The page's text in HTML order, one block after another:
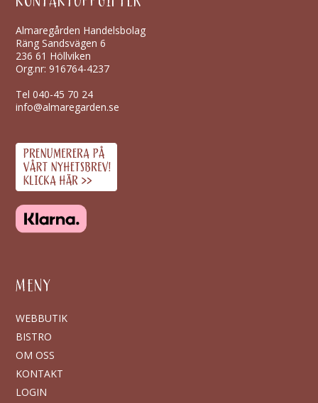
Almaregården Handelsbolag
Räng Sandsvägen 6
236 61 Höllviken
Org.nr: 916764-4237
Tel040-45 70 24
info@almaregarden.se
MENY
WEBBUTIK
BISTRO
OM OSS
KONTAKT
LOGIN